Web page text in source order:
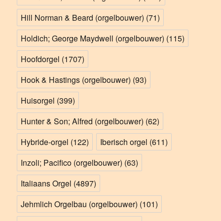
Hill Norman & Beard (orgelbouwer) (71)
Holdich; George Maydwell (orgelbouwer) (115)
Hoofdorgel (1707)
Hook & Hastings (orgelbouwer) (93)
Huisorgel (399)
Hunter & Son; Alfred (orgelbouwer) (62)
Hybride-orgel (122) Iberisch orgel (611)
Inzoli; Pacifico (orgelbouwer) (63)
Italiaans Orgel (4897)
Jehmlich Orgelbau (orgelbouwer) (101)